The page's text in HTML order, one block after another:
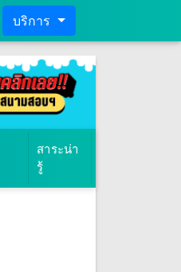
บริการ
สาระน่า
รู้